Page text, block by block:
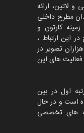
و
و لاتین، ارائه
مطرح داخلی
کارتون و
این ارتباط ،
تصویر در
های این
اول در بین
است و در حال
های تخصصی